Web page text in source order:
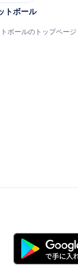
トボール
ボールのトップページ